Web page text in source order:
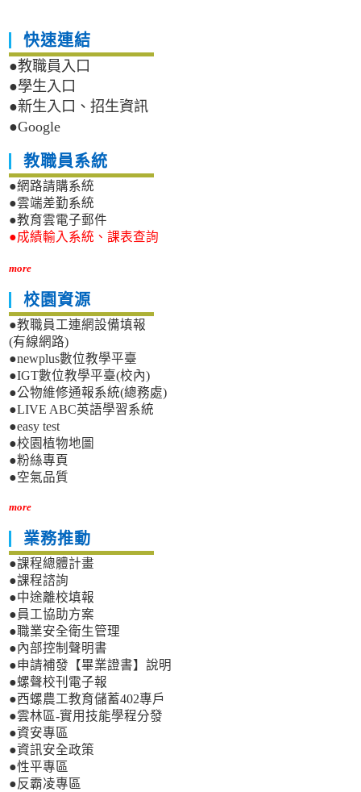
快速連結
●教職員入口
●學生入口
●新生入口、招生資訊
●Google
教職員系統
●網路請購系統
●雲端差勤系統
●教育雲電子郵件
●成績輸入系統、課表查詢
more
校園資源
●教職員工連網設備填報
(有線網路)
●newplus數位教學平臺
●IGT數位教學平臺(校內)
●公物維修通報系統(總務處)
●LIVE ABC英語學習系統
●easy test
●校園植物地圖
●粉絲專頁
●空氣品質
more
業務推動
●課程總體計畫
●課程諮詢
●中途離校填報
●員工協助方案
●職業安全衛生管理
●內部控制聲明書
●申請補發【畢業證書】說明
●螺聲校刊電子報
●西螺農工教育儲蓄402專戶
●雲林區-實用技能學程分發
●資安專區
●資訊安全政策
●性平專區
●反霸凌專區